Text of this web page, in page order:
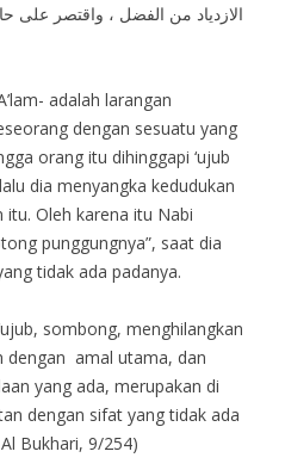
الازدياد من الفضل ، واقتصر
adalah larangan
dengan sesuatu yang
orang itu dihinggapi ‘ujub
dia menyangka kedudukan
itu. Oleh karena itu Nabi
punggungnya”, saat dia
tidak ada padanya.
sombong, menghilangkan
dengan amal utama, dan
yang ada, merupakan di
dengan sifat yang tidak ada
Bukhari, 9/254)